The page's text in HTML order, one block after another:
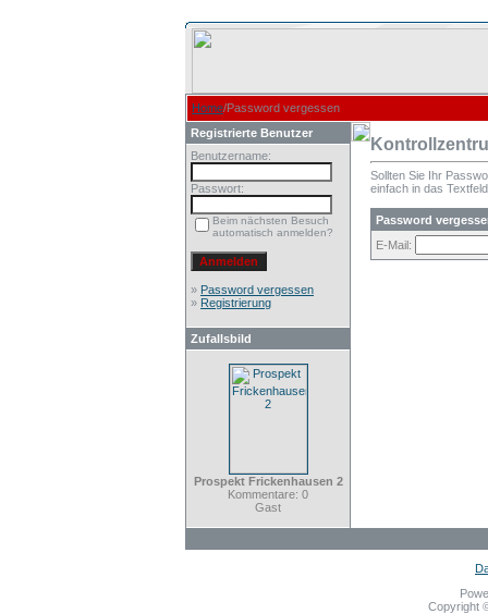
Home/Password vergessen
Registrierte Benutzer
Benutzername:
Passwort:
Beim nächsten Besuch
automatisch anmelden?
» Password vergessen
» Registrierung
Zufallsbild
Prospekt Frickenhausen 2
Kommentare: 0
Gast
Sollten Sie Ihr
einfach in das
Password
E-Mail:
Copyright